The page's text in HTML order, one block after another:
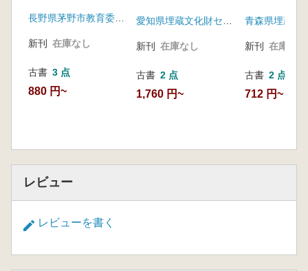
長野県茅野市教育委員会
新刊 在庫なし
古書 3 点
880 円~
新刊 在庫なし
古書 2 点
1,760 円~
新刊 在庫なし
古書 2 点
712 円~
レビュー
レビューを書く